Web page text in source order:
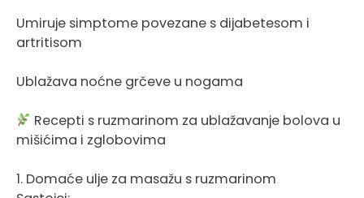
Umiruje simptome povezane s dijabetesom i
artritisom
Ublažava noćne grčeve u nogama
Recepti s ruzmarinom za ublažavanje bolova u
mišićima i zglobovima
1. Domaće ulje za masažu s ruzmarinom